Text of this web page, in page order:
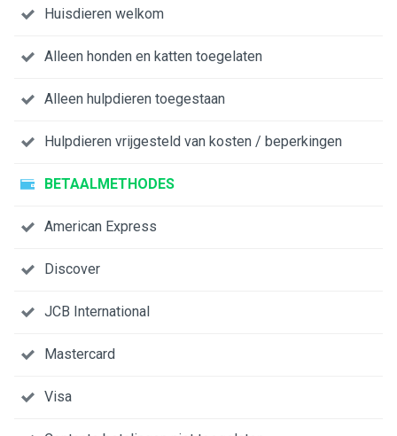
Huisdieren welkom
Alleen honden en katten toegelaten
Alleen hulpdieren toegestaan
Hulpdieren vrijgesteld van kosten / beperkingen
BETAALMETHODES
American Express
Discover
JCB International
Mastercard
Visa